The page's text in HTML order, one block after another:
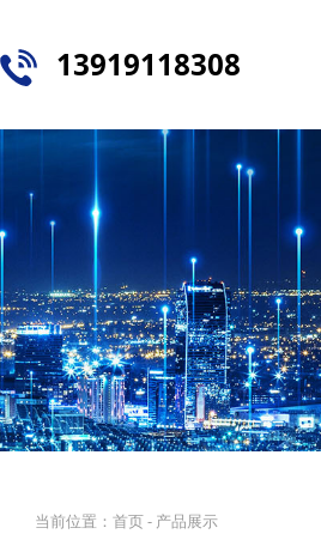
13919118308
当前位置： 首页- 产品展示